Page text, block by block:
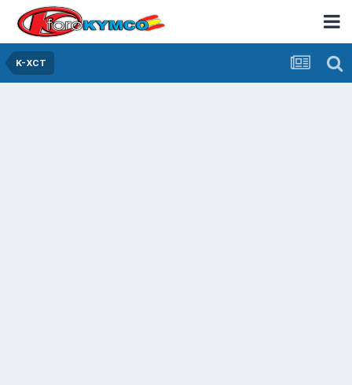
K-XCT